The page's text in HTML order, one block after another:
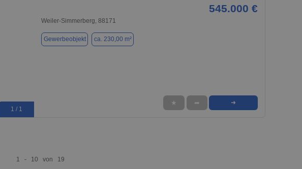
1 / 1
545.000 €
Weiler-Simmerberg, 88171
Gewerbeobjekt ca. 230,00 m²
★ ➦ ➜
1 - 10 von 19